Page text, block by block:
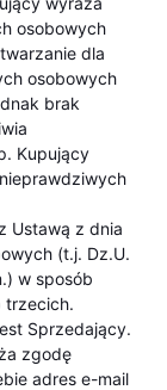
osobowych
dla
osobowych
brak
Kupujący
Ustawą z dnia
(t.j. Dz.U.
w sposób
trzecich.
Sprzedający.
zgodę
adres e-mail